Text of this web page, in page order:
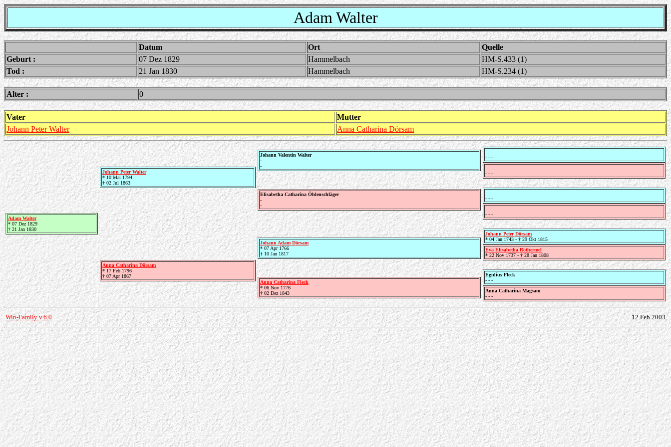
Adam Walter
Datum Ort
Quelle
Geburt :
07 Dez 1829 Hammelbach
HM-S.433 (1)
Tod :
21 Jan 1830 Hammelbach HM-S.234 (1)
Alter : 0
Vater
Mutter
Johann Peter Walter
Anna Catharina Dörsam
Adam Walter
* 07 Dez 1829
† 21 Jan 1830
Johann Peter Walter
* 10 Mai 1794
† 02 Jul 1863
Anna Catharina Dörsam
* 17 Feb 1796
† 07 Apr 1867
Johann Valentin Walter
-
-
Elisabetha Catharina Öhlenschläger
-
-
Johann Adam Dörsam
* 07 Apr 1766
† 10 Jan 1817
Anna Catharina Fleck
* 06 Nov 1776
† 02 Dez 1843
- - -
- - -
- - -
- - -
Johann Peter Dörsam
* 04 Jan 1743 - † 29 Okt 1815
Eva Elisabetha Rothermel
* 22 Nov 1737 - † 28 Jan 1808
Egidius Fleck
- - -
Anna Catharina Magsam
- - -
Win-Family v.6.0 12 Feb 2003